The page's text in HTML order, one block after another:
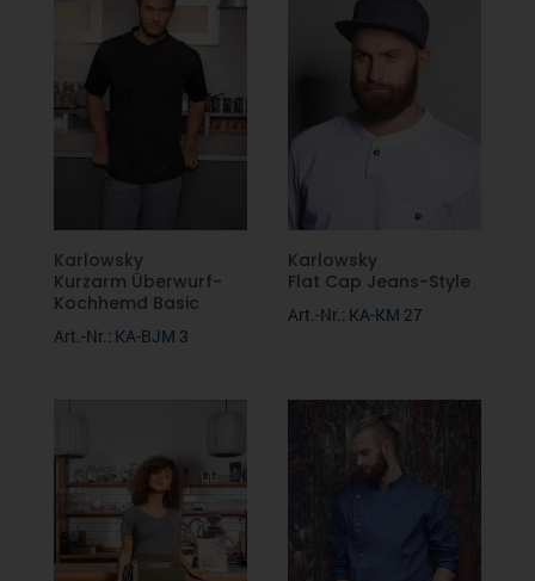
Karlowsky
Kurzarm Überwurf-
Kochhemd Basic
Art.-Nr.: KA-BJM 3
Karlowsky
Flat Cap Jeans-Style
Art.-Nr.: KA-KM 27